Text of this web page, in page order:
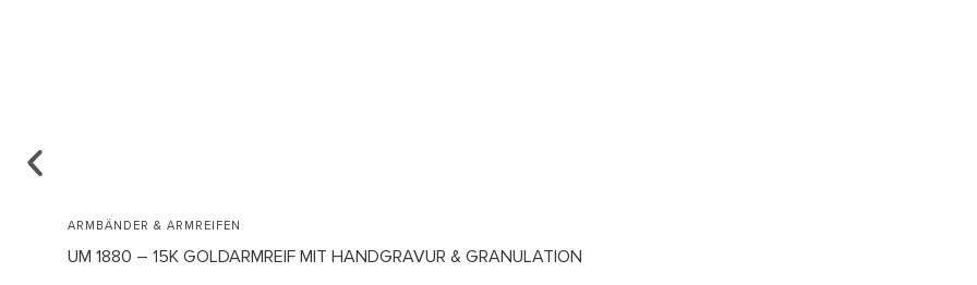
ARMBÄNDER & ARMREIFEN
UM 1880 – 15K GOLDARMREIF MIT HANDGRAVUR & GRANULATION